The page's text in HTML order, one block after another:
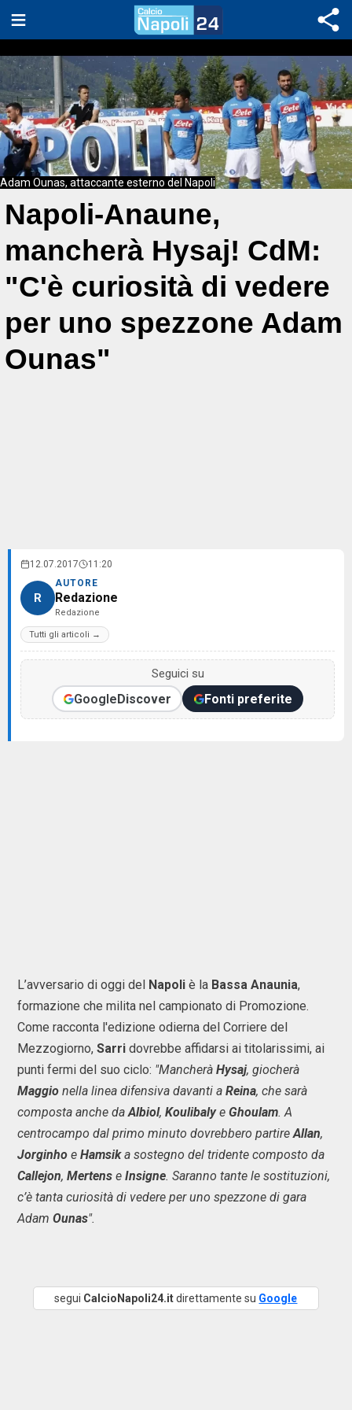
Adam Ounas, attaccante esterno del Napoli
Napoli-Anaune,
mancherà Hysaj! CdM:
"C'è curiosità di vedere
per uno spezzone Adam
Ounas"
12.07.2017 11:20
R
AUTORE
Redazione
Redazione
Tutti gli articoli →
Seguici su
GoogleDiscover Fonti preferite
L’avversario di oggi del Napoli è la Bassa Anaunia,
formazione che milita nel campionato di Promozione.
Come racconta l'edizione odierna del Corriere del
Mezzogiorno, Sarri dovrebbe affidarsi ai titolarissimi, ai
punti fermi del suo ciclo: "Mancherà Hysaj, giocherà
Maggio nella linea difensiva davanti a Reina, che sarà
composta anche daAlbiol, Koulibalye Ghoulam. A
centrocampo dal primo minuto dovrebbero partireAllan,
Jorginho e Hamsika sostegno del tridente composto da
Callejon, Mertens e Insigne. Saranno tante le sostituzioni,
c’è tanta curiosità di vedere per uno spezzone di gara
Adam Ounas".
segui CalcioNapoli24.itdirettamente su Google